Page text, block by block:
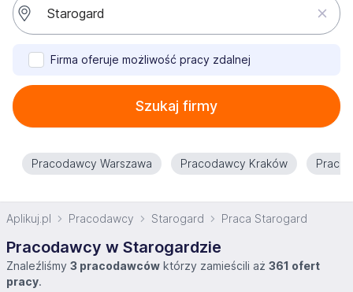
Firma oferuje możliwość pracy zdalnej
Szukaj firmy
Pracodawcy Warszawa Pracodawcy Kraków
Aplikuj.pl Pracodawcy Starogard Praca Starogard
Pracodawcy w Starogardzie
Znaleźliśmy 3 pracodawców którzy zamieścili aż 361 ofert
pracy.